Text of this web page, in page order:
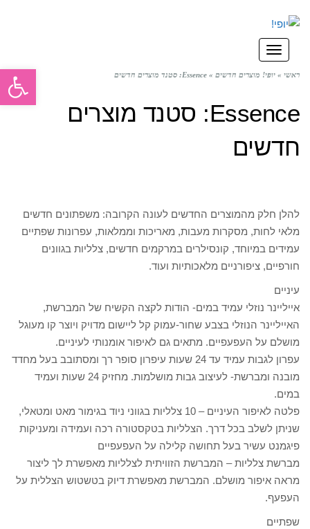
תפריט
ראשי » יופי! מוצרים חדשים » Essence: סטנד מוצרים חדשים
Essence: סטנד מוצרים
חדשים
להלן חלק מהמוצרים החדשים לעונה הקרובה: משפתונים חדשים
מלאי לחות, מסקרות מעבות, מאריכות וממלאות, עפרונות שפתיים
עמידים במיוחד, קונסילרים במרקמים חדשים, צלליות בגוונים
חורפיים, ציפורניים מלאכותיות ועוד.
עיניים
אייליינר נוזלי עמיד במים- הודות לקצה הקשיח של המברשת,
האייליינר הנוזלי בצבע שחור-עמוק קל ליישום מדויק ויוצר קו מעוגל
מושלם על העפעפיים. מתאים גם לאיפור אומנותי לעיניים.
עפרון לגבות עמיד עד 24 שעות עיפרון סופר רך ומסתובב בעל מחדד
מובנה ומברשת- לעיצוב גבות מושלמות. מחזיק 24 שעות ועמיד
במים.
פלטה לאיפור העיניים – 10 צלליות בגווני ניוד בגימור מאט ומטאלי,
שניתן לשלב בכל דרך. הצלליות בטקסטורה רכה ועמידה ומעניקות
פיגמנט עשיר בעל תחושה קלילה על העפעפיים
מברשת צלליות – המברשת הזוויתית לצלליות מאפשרת לך ליצור
מראה איפור מושלם. המברשת מאפשרת דיוק בטשטוש הצללית על
העפעף.
שפתיים
פתח